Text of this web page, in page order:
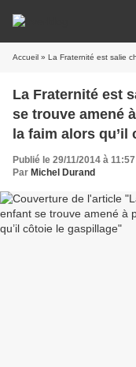
Accueil » La Fraternité est salie chaque fois qu’un
La Fraternité est
se trouve amené
la faim alors
Publié le 29/11/2014 à 11:57
Par Michel Durand